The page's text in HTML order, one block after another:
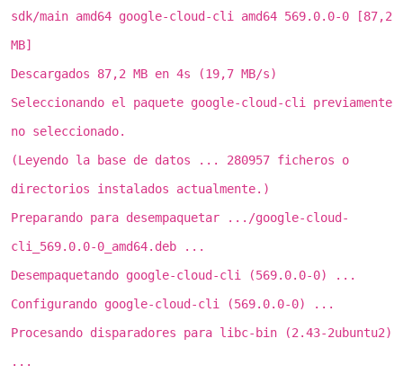
sdk/main amd64 google-cloud-cli amd64 569.0.0-0 [87,2
MB]
Descargados 87,2 MB en 4s (19,7 MB/s)
Seleccionando el paquete google-cloud-cli previamente
no seleccionado.
(Leyendo la base de datos ... 280957 ficheros o
directorios instalados actualmente.)
Preparando para desempaquetar .../google-cloud-
cli_569.0.0-0_amd64.deb ...
Desempaquetando google-cloud-cli (569.0.0-0) ...
Configurando google-cloud-cli (569.0.0-0) ...
Procesando disparadores para libc-bin (2.43-2ubuntu2)
...